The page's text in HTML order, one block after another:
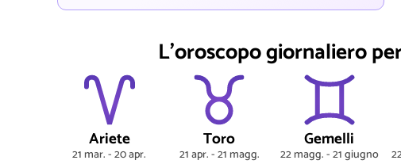
L'oroscopo giornaliero
Ariete
21 mar. - 20 apr.
Toro
21 apr. - 21 magg.
Gemelli
22 magg. - 21 giugno